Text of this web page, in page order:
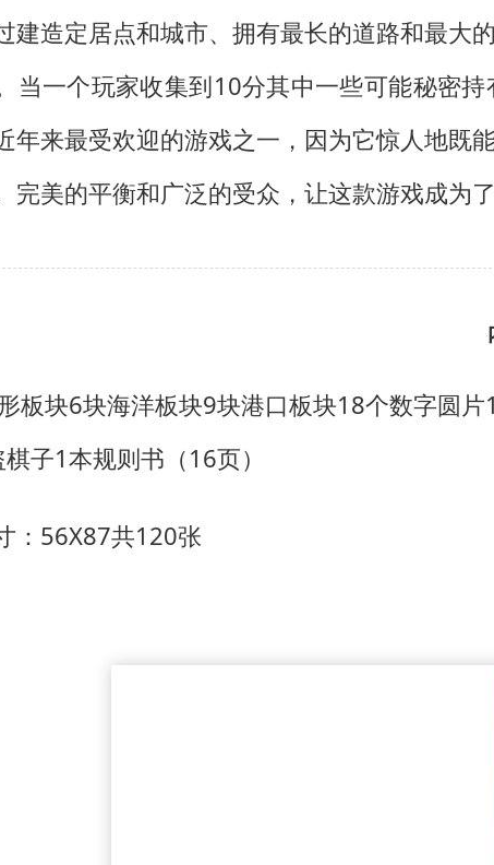
建造定居点和城市、拥有最长的道路和最大
当一个玩家收集到10分其中一些可能秘密
年来最受欢迎的游戏之一，因为它惊人地既
完美的平衡和广泛的受众，让这款游戏成为
板块6块海洋板块9块港口板块18个数字圆片
子1本规则书（16页）
：56X87共120张